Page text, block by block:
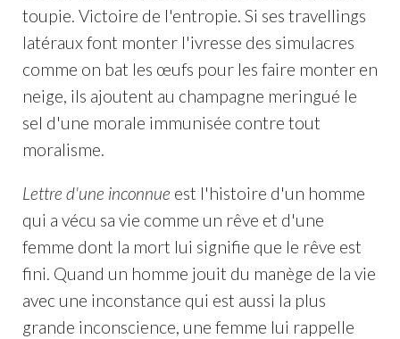
toupie. Victoire de l'entropie. Si ses travellings
latéraux font monter l'ivresse des simulacres
comme on bat les œufs pour les faire monter en
neige, ils ajoutent au champagne meringué le
sel d'une morale immunisée contre tout
moralisme.
Lettre d'une inconnue est l'histoire d'un homme
qui a vécu sa vie comme un rêve et d'une
femme dont la mort lui signifie que le rêve est
fini. Quand un homme jouit du manège de la vie
avec une inconstance qui est aussi la plus
grande inconscience, une femme lui rappelle